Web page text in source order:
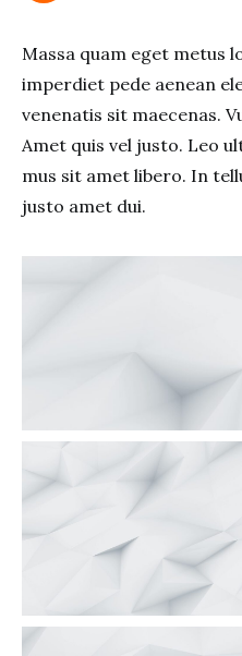
Massa quam eget metus
imperdiet pede aenean
venenatis sit maecenas.
Amet quis vel justo. Leo
mus sit amet libero. In
justo amet dui.